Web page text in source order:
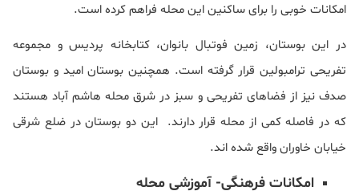
امکانات خوبی را برای ساکنین این محله فراهم کرده است.
در این بوستان، زمین فوتبال بانوان، کتابخانه پردیس و مجموعه
تفریحی ترامبولین قرار گرفته است. همچنین بوستان امید و بوستان
صدف نیز از فضاهای تفریحی و سبز در شرق محله هاشم آباد هستند
که در فاصله کمی از محله قرار دارند. این دو بوستان در ضلع شرقی
خیابان خاوران واقع شده اند.
امکانات فرهنگی- آموزشی محله